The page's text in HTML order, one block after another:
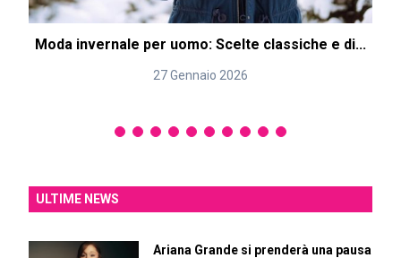
Moda invernale per uomo: Scelte classiche e di...
27 Gennaio 2026
ULTIME NEWS
Ariana Grande si prenderà una pausa